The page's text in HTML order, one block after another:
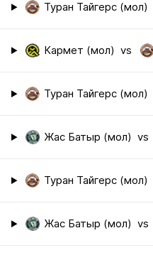
Туран Тайгерс (мол)
Кармет (мол) vs
Туран Тайгерс (мол)
Жас Батыр (мол) vs
Туран Тайгерс (мол)
Жас Батыр (мол) vs